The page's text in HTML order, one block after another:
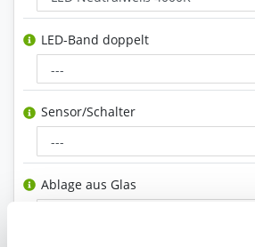
LED-Band doppelt
Sensor/Schalter
Ablage aus Glas